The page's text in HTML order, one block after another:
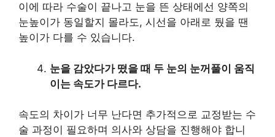
이에 따라 수술이 끝나고 눈을 뜬 상태에선 양쪽의
눈높이가 동일할지 몰라도, 시선을 아래로 뒀을 땐
높이가 다를 수 있습니다.
눈을 감았다가 떴을 때 두 눈의 눈꺼풀이 움직
이는 속도가 다르다.
속도의 차이가 너무 난다면 추가적으로 교정받는 수
술 과정이 필요하며 의사와 상담을 진행해야 합니